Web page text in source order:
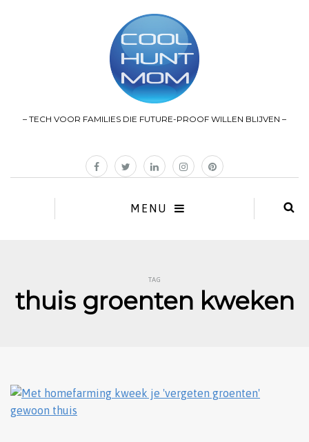
– TECH VOOR FAMILIES DIE FUTURE-PROOF WILLEN BLIJVEN –
MENU
TAG
thuis groenten kweken